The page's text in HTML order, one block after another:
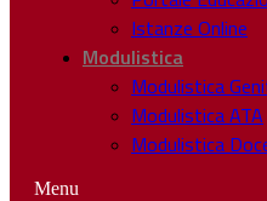
Istanze Online
Modulistica
Modulistica
Modulistica ATA
Modulistica
Menu